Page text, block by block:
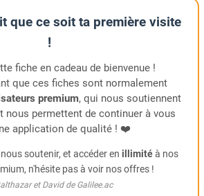
que ce soit ta première visite
!
fiche en cadeau de bienvenue !
que ces fiches sont normalement
premium, qui nous soutiennent
nous permettent de continuer à vous
application de qualité ! ❤️
soutenir, et accéder en illimitéà nos
n'hésite pas à voir nos offres !
et David de Galilee.ac